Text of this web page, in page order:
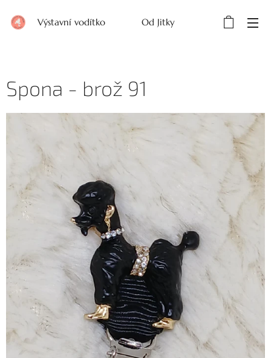
Výstavní vodítko Od Jitky
Spona - brož 91